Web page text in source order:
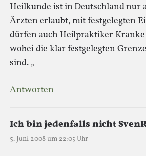
Heilkunde ist in Deutschland nur
Ärzten erlaubt, mit festgelegten
dürfen auch Heilpraktiker
wobei die klar festgelegten
sind. „
Antworten
Ich bin jedenfalls nicht
5. Juni 2008 um 22:05 Uhr